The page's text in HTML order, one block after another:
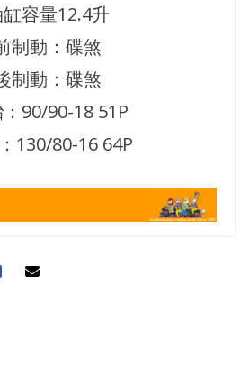
容量12.4升
制動：碟煞
制動：碟煞
90/90-18 51P
130/80-16 64P